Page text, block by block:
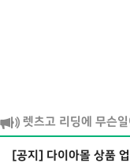
렛츠고 리딩에 무슨
[공지] 다이아몰 상품